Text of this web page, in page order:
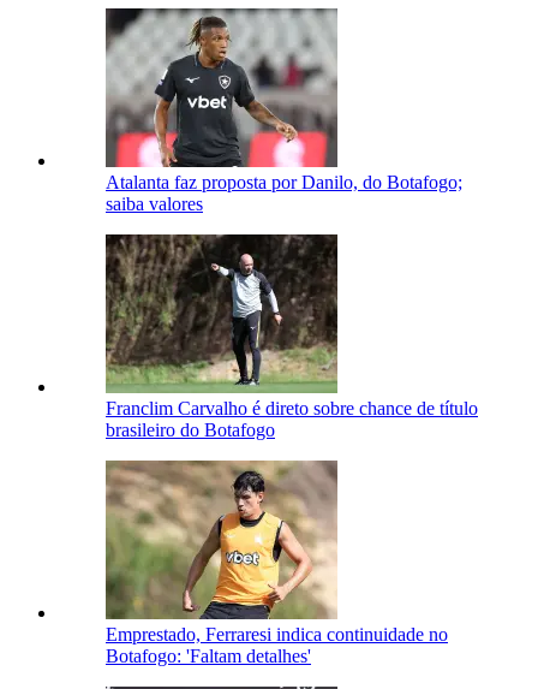
Atalanta faz proposta por Danilo, do Botafogo;
saiba valores
Franclim Carvalho é direto sobre chance de título
brasileiro do Botafogo
Emprestado, Ferraresi indica continuidade no
Botafogo: 'Faltam detalhes'